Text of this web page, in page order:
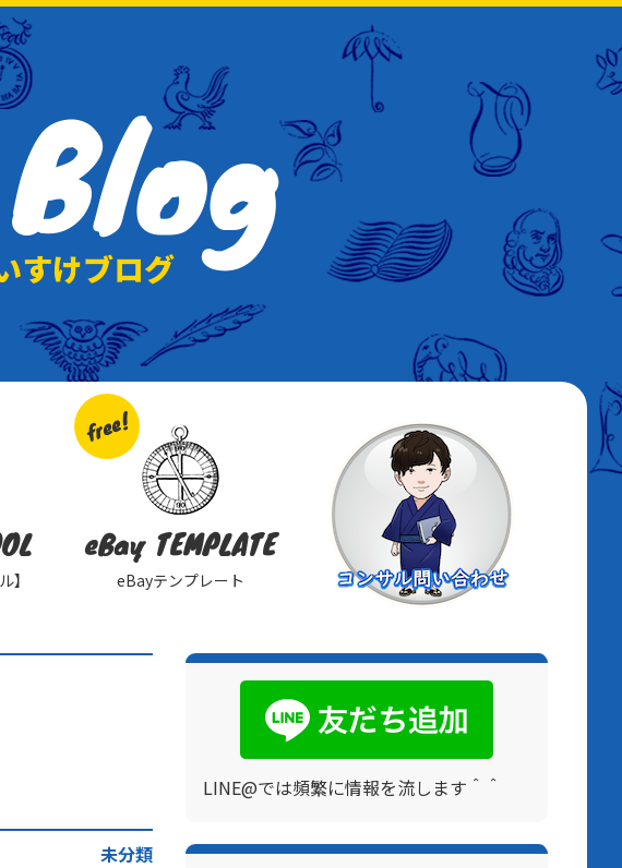
Blog
すけブログ
】
eBay TEMPLATE
eBayテンプレート
free!
未分類
LINE@では頻繁に情報を流します＾＾